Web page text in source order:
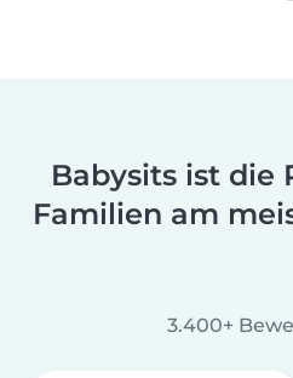
Babysits ist die
Familien am
3.400+